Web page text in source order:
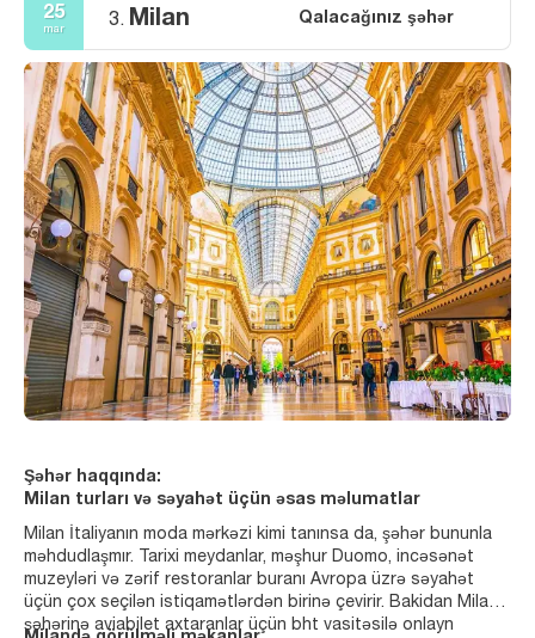
25
mar 3. Milan Qalacağınız şəhər
Şəhər haqqında:
Milan turları və səyahət üçün əsas məlumatlar
Milan İtaliyanın moda mərkəzi kimi tanınsa da, şəhər bununla
məhdudlaşmır. Tarixi meydanlar, məşhur Duomo, incəsənət
muzeyləri və zərif restoranlar buranı Avropa üzrə səyahət
üçün çox seçilən istiqamətlərdən birinə çevirir. Bakidan Milan
şəhərinə aviabilet axtaranlar üçün bht vasitəsilə onlayn